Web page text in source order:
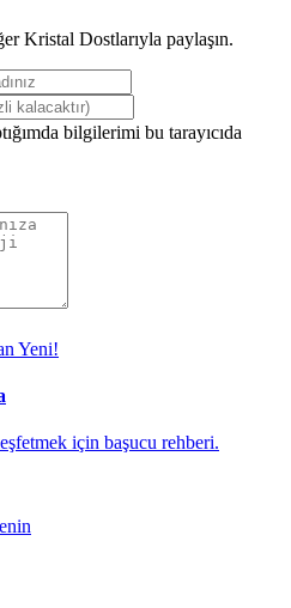
Kristal Dostlarıyla paylaşın.
bilgilerimi bu tarayıcıda
Yeni!
için başucu rehberi.